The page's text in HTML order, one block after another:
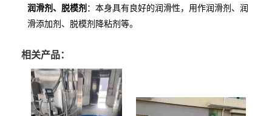
润滑剂、脱模剂 ：本身具有良好的润滑性，用作润滑剂、润
滑添加剂、脱模剂降粘剂等。
相关产品：